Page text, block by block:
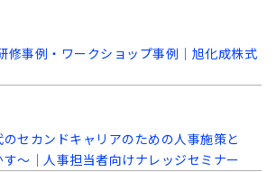
修事例・ワークショップ事例｜旭化成株式
セカンドキャリアのための人事施策と
〜｜人事担当者向けナレッジセミナー